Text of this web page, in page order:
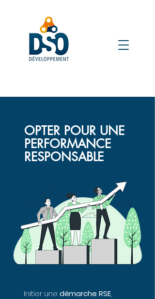
OPTER POUR UNE
PERFORMANCE
RESPONSABLE
Initier une démarche RSE,